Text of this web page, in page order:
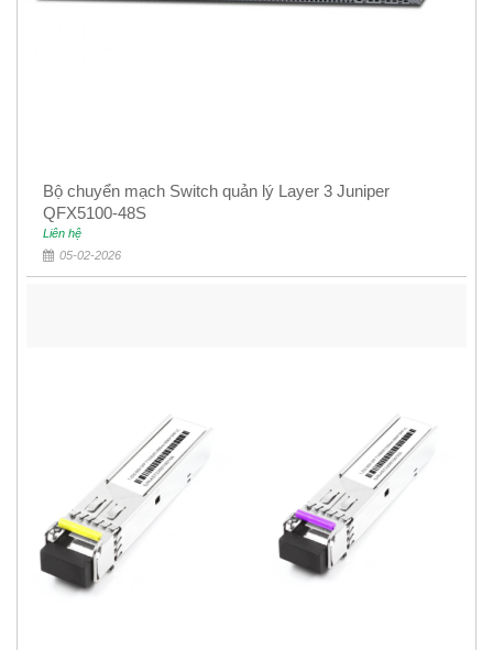
Bộ chuyển mạch Switch quản lý Layer 3 Juniper
QFX5100-48S
Liên hệ
05-02-2026